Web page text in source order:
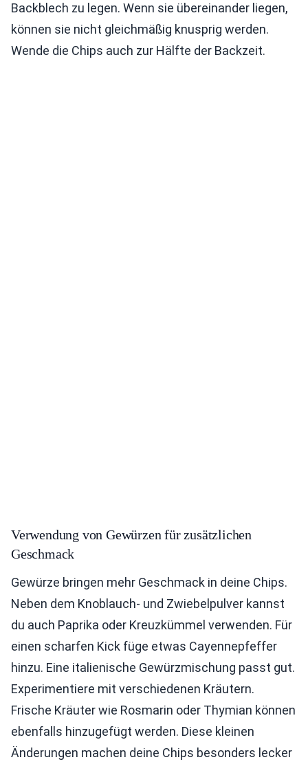
Backblech zu legen. Wenn sie übereinander liegen,
können sie nicht gleichmäßig knusprig werden.
Wende die Chips auch zur Hälfte der Backzeit.
Verwendung von Gewürzen für zusätzlichen
Geschmack
Gewürze bringen mehr Geschmack in deine Chips.
Neben dem Knoblauch- und Zwiebelpulver kannst
du auch Paprika oder Kreuzkümmel verwenden. Für
einen scharfen Kick füge etwas Cayennepfeffer
hinzu. Eine italienische Gewürzmischung passt gut.
Experimentiere mit verschiedenen Kräutern.
Frische Kräuter wie Rosmarin oder Thymian können
ebenfalls hinzugefügt werden. Diese kleinen
Änderungen machen deine Chips besonders lecker